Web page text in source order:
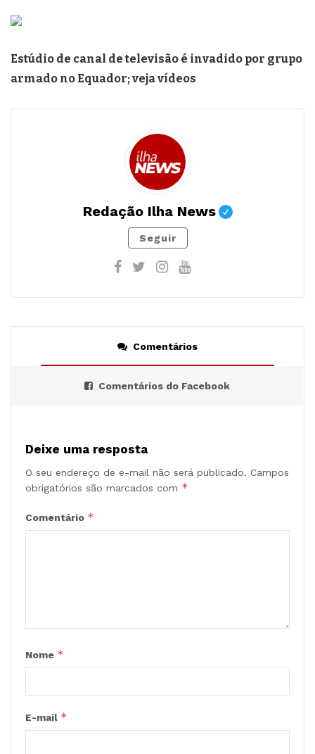
Estúdio de canal de televisão é invadido por grupo
armado no Equador; veja vídeos
Redação Ilha News
Seguir
Comentários
Comentários do Facebook
Deixe uma resposta
O seu endereço de e-mail não será publicado. Campos
obrigatórios são marcados com *
Comentário *
Nome *
E-mail *